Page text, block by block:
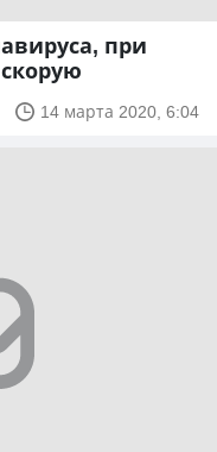
при
14 марта 2020, 6:04